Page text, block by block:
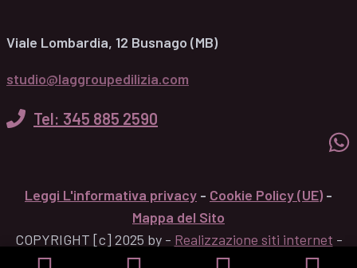
Viale Lombardia, 12 Busnago (MB)
studio@laggroupedilizia.com
Tel: 345 885 2590
Leggi L'informativa privacy - Cookie Policy (UE) -
Mappa del Sito
COPYRIGHT [c] 2025 by - Realizzazione siti internet -
Solution Group Communication
Siti Roma